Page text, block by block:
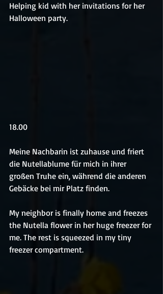
Helping kid with her invitations for her
Halloween party.
18.00
Meine Nachbarin ist zuhause und friert
die Nutellablume für mich in ihrer
großen Truhe ein, während die anderen
Gebäcke bei mir Platz finden.
My neighbor is finally home and freezes
the Nutella flower in her huge freezer for
me. The rest is squeezed in my tiny
freezer compartment.